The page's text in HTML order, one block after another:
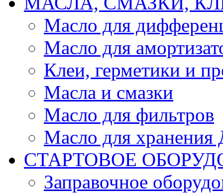
Масло для
Масло для
Клеи, герметики и
Масла и смазки
Масло для фильтров
Масло для
СТАРТОВОЕ
Заправочное